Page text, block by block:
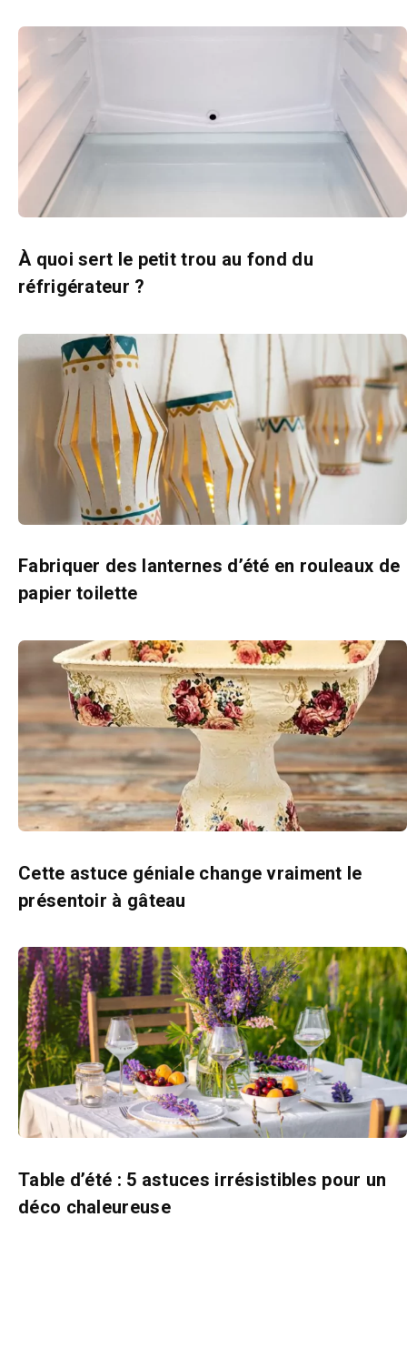
À quoi sert le petit trou au fond du
réfrigérateur ?
Fabriquer des lanternes d’été en rouleaux de
papier toilette
Cette astuce géniale change vraiment le
présentoir à gâteau
Table d’été : 5 astuces irrésistibles pour un
déco chaleureuse